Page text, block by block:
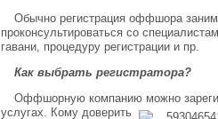
Обычно регистрация оффшора
проконсультироваться со
гавани, процедуру регистрации и пр.
Как выбрать регистратора?
Оффшорную компанию можно
услугах. Кому доверить